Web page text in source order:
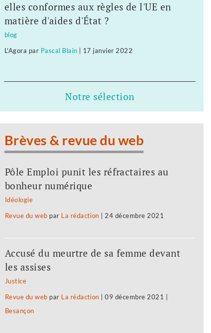
elles conformes aux règles de l'UE en
matière d'aides d'État ?
blog
L'Agora par Pascal Blain 17 janvier 2022
Notre sélection
Brèves & revue du web
Pôle Emploi punit les réfractaires au
bonheur numérique
Idéologie
Revue du web par La rédaction 24 décembre 2021
Accusé du meurtre de sa femme devant
les assises
Justice
Revue du web par La rédaction |09 décembre 2021
Besançon